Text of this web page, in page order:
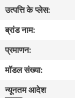
हमारे
बारे
में
कारखाना
भ्रमण
उत्पत्ति के प्लेस:
ब्रांड नाम:
प्रमाणन:
मॉडल संख्या:
न्यूनतम आदेश